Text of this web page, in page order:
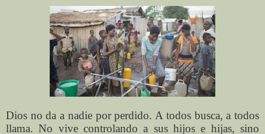
Dios no da a nadie por perdido. A todos busca, a todos
llama. No vive controlando a sus hijos e hijas, sino